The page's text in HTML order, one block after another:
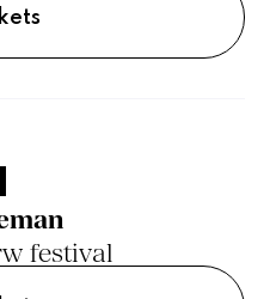
festival